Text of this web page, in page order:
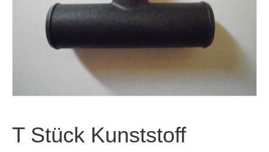
T Stück Kunststoff